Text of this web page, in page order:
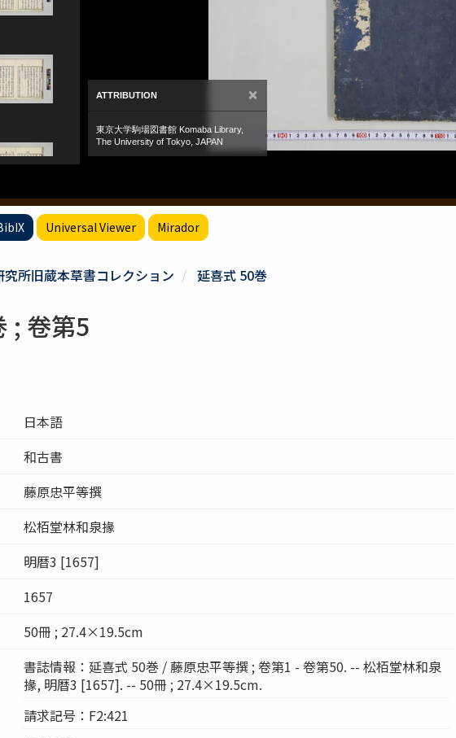
Universal Viewer Mirador
究所旧蔵本草書コレクション 延喜式 50巻
; 卷第5
日本語
和古書
藤原忠平等撰
松栢堂林和泉掾
明暦3 [1657]
1657
50冊 ; 27.4×19.5cm
書誌情報：延喜式 50巻 / 藤原忠平等撰 ; 卷第1 - 卷第50. -- 松栢堂林和泉
掾, 明暦3 [1657]. -- 50冊 ; 27.4×19.5cm.
請求記号：F2:421